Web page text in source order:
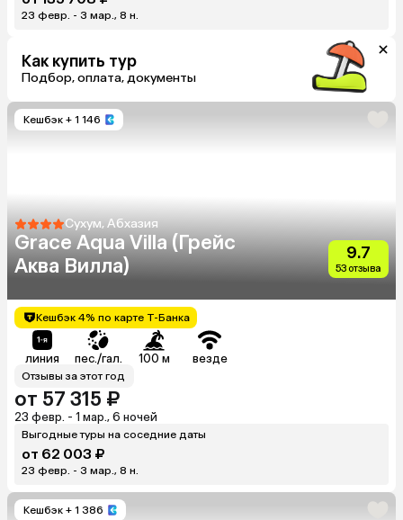
23 февр. - 3 мар., 8 н.
Как купить тур
Подбор, оплата, документы
Кешбэк + 1 146
Сухум, Абхазия
Grace Aqua Villa (Грейс
Аква Вилла)
9.7
53 отзыва
Кешбэк 4% по карте Т-Банка
линия пес./гал. 100 м везде
Отзывы за этот год
от 57 315 ₽
23 февр. - 1 мар., 6 ночей
Выгодные туры на соседние даты
от 62 003 ₽
23 февр. - 3 мар., 8 н.
Кешбэк + 1 386